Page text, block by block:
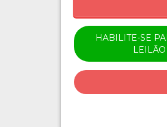
HABILITE-SE
LEILÃO